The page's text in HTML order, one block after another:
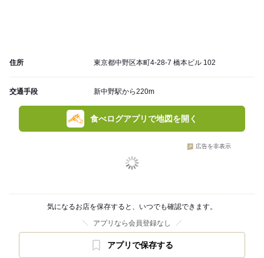
住所 東京都中野区本町4-28-7 橋本ビル 102
交通手段 新中野駅から220m
食べログアプリで地図を開く
広告を非表示
気になるお店を保存すると、いつでも確認できます。
アプリなら会員登録なし
アプリで保存する